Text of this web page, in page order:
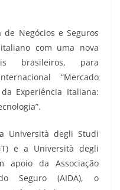
Negócios e Seguros
com uma nova
brasileiros, para
“Mercado
Experiência Italiana:
Università degli Studi
e a Università degli
apoio da Associação
Seguro (AIDA), o